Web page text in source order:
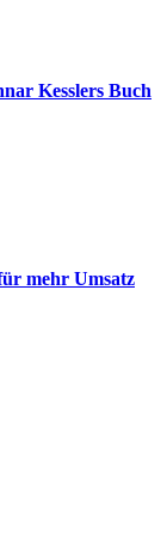
Kesslers Buch
mehr Umsatz